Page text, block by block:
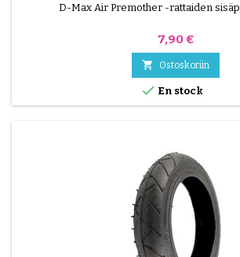
D-Max Air Premother -rattaiden
Hinta
7,90 €
 Ostoskoriin
 En stock